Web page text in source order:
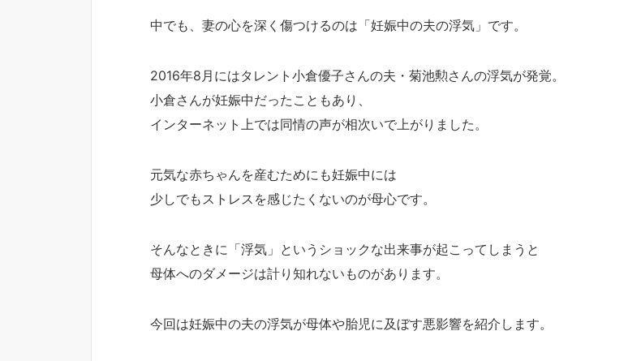
中でも、妻の心を深く傷つけるのは「妊娠中の夫の浮気」です。
2016年8月にはタレント小倉優子さんの夫・菊池勲さんの浮気が発覚。
小倉さんが妊娠中だったこともあり、
インターネット上では同情の声が相次いで上がりました。
元気な赤ちゃんを産むためにも妊娠中には
少しでもストレスを感じたくないのが母心です。
そんなときに「浮気」というショックな出来事が起こってしまうと
母体へのダメージは計り知れないものがあります。
今回は妊娠中の夫の浮気が母体や胎児に及ぼす悪影響を紹介します。